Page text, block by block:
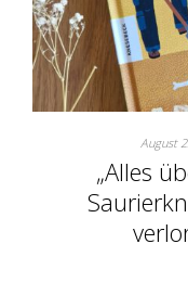
August
„Alles